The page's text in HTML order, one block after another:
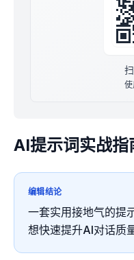
使
AI提示词实战指
编辑结论
一套实用接地气的提
想快速提升AI对话质